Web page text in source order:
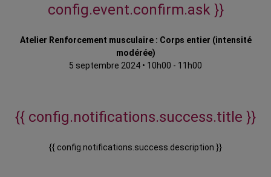
config.event.confirm.ask }}
Atelier Renforcement musculaire : Corps entier (intensité
modérée)
5 septembre 2024 • 10h00 - 11h00
{{ config.notifications.success.title }}
{{ config.notifications.success.description }}